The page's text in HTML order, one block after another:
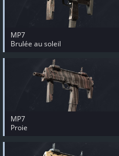
MP7
Brulée au soleil
MP7
Proie